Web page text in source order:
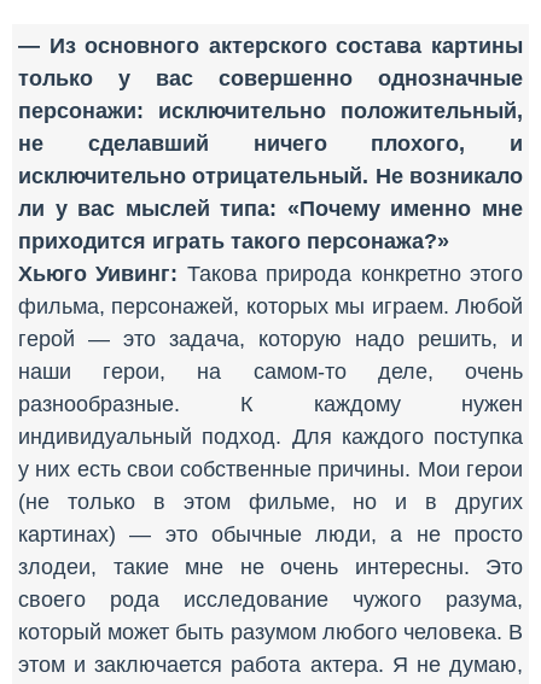
— Из основного актерского состава картины
только у вас совершенно однозначные
персонажи: исключительно положительный,
не сделавший ничего плохого, и
исключительно отрицательный. Не возникало
ли у вас мыслей типа: «Почему именно мне
приходится играть такого персонажа?»
Хьюго Уивинг: Такова природа конкретно этого
фильма, персонажей, которых мы играем. Любой
герой — это задача, которую надо решить, и
наши герои, на самом-то деле, очень
разнообразные. К каждому нужен
индивидуальный подход. Для каждого поступка
у них есть свои собственные причины. Мои герои
(не только в этом фильме, но и в других
картинах) — это обычные люди, а не просто
злодеи, такие мне не очень интересны. Это
своего рода исследование чужого разума,
который может быть разумом любого человека. В
этом и заключается работа актера. Я не думаю,